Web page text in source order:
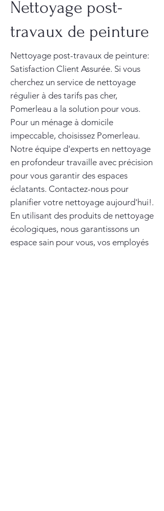
Nettoyage post-
travaux de peinture
Nettoyage post-travaux de peinture:
Satisfaction Client Assurée. Si vous
cherchez un service de nettoyage
régulier à des tarifs pas cher,
Pomerleau a la solution pour vous.
Pour un ménage à domicile
impeccable, choisissez Pomerleau.
Notre équipe d'experts en nettoyage
en profondeur travaille avec précision
pour vous garantir des espaces
éclatants. Contactez-nous pour
planifier votre nettoyage aujourd'hui!.
En utilisant des produits de nettoyage
écologiques, nous garantissons un
espace sain pour vous, vos employés